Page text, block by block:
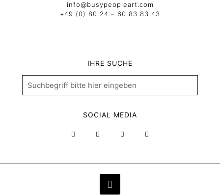
info@busypeopleart.com
+49 (0) 80 24 – 60 83 83 43
IHRE SUCHE
SOCIAL MEDIA